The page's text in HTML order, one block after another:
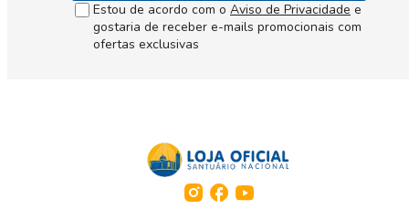
Estou de acordo com o Aviso de Privacidade e
gostaria de receber e-mails promocionais com
ofertas exclusivas